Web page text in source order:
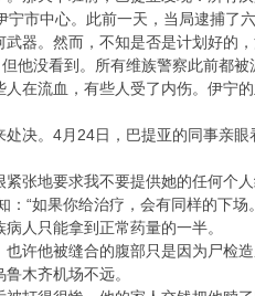
市中心。此前一天，当局逮捕了
器。然而，不知是否是计划好的，
没看到。所有维族警察此前都
在流血，有些人受了内伤。伊宁
决。4月24日，巴提亚的同事亲
张地要求我不要提供她的任何个
“如果你给治疗，会有同样的下场
人只能拿到正常药量的一半。
许他被缝合的腹部只是因为尸检
木齐机场不远。